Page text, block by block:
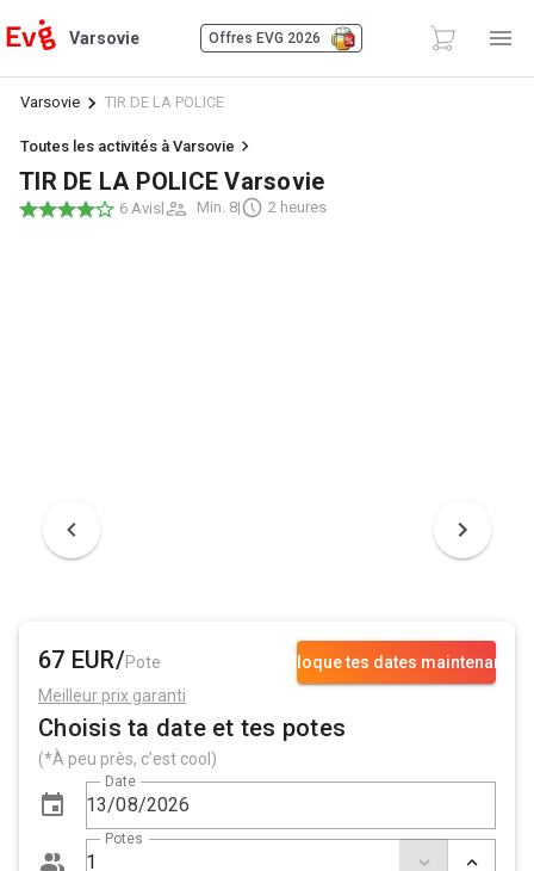
Varsovie Offres EVG 2026
Varsovie TIR DE LA POLICE
Toutes les activités à Varsovie
TIR DE LA POLICE Varsovie
6 Avis| Min. 8| 2 heures
Bloque tes dates maintenant
67 EUR/Pote
Meilleur prix garanti
Choisis ta date et tes potes
(*À peu près, c’est cool)
Date
Potes